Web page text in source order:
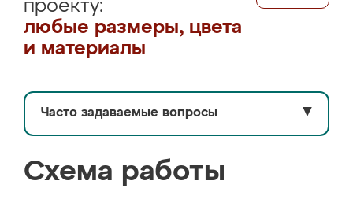
проекту:
любые размеры, цвета
и материалы
Часто задаваемые вопросы ▼
Схема работы